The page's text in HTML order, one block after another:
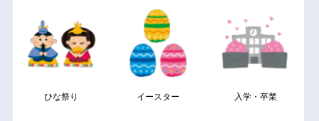
ひな祭り イースター 入学・卒業